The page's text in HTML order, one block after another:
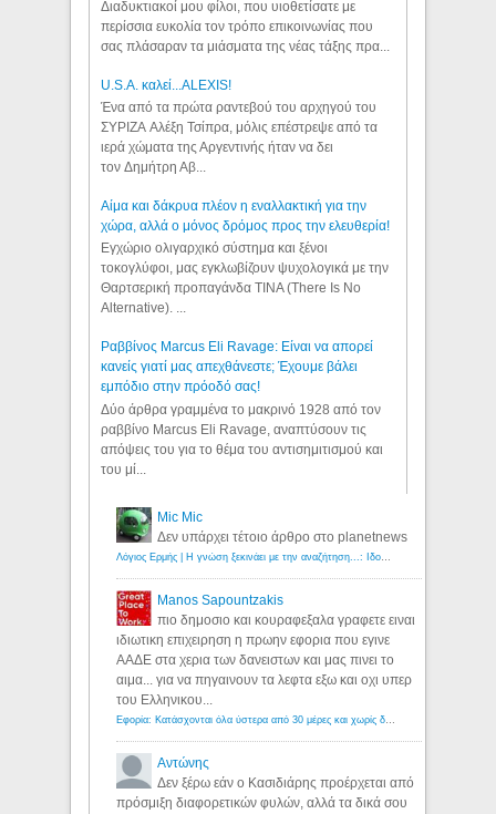
Διαδυκτιακοί μου φίλοι, που υιοθετίσατε με
περίσσια ευκολία τον τρόπο επικοινωνίας που
σας πλάσαραν τα μιάσματα της νέας τάξης πρα...
U.S.A. καλεί...ALEXIS!
Ένα από τα πρώτα ραντεβού του αρχηγού του
ΣΥΡΙΖΑ Αλέξη Τσίπρα, μόλις επέστρεψε από τα
ιερά χώματα της Αργεντινής ήταν να δει
τον Δημήτρη Αβ...
Αίμα και δάκρυα πλέον η εναλλακτική για την
χώρα, αλλά ο μόνος δρόμος προς την ελευθερία!
Εγχώριο ολιγαρχικό σύστημα και ξένοι
τοκογλύφοι, μας εγκλωβίζουν ψυχολογικά με την
Θαρτσερική προπαγάνδα TINA (There Is No
Alternative). ...
Ραββίνος Marcus Eli Ravage: Είναι να απορεί
κανείς γιατί μας απεχθάνεστε; Έχουμε βάλει
εμπόδιο στην πρόοδό σας!
Δύο άρθρα γραμμένα το μακρινό 1928 από τον
ραββίνο Marcus Eli Ravage, αναπτύσουν τις
απόψεις του για το θέμα του αντισημιτισμού και
του μί...
Mic Mic
Δεν υπάρχει τέτοιο άρθρο στο planetnews
Λόγιος Ερμής | Η γνώση ξεκινάει με την αναζήτηση...: Ιδού οι 18 που χρωστούν 11 δις ευρώ!
Manos Sapountzakis
πιο δημοσιο και κουραφεξαλα γραφετε ειναι
ιδιωτικη επιχειρηση η πρωην εφορια που εγινε
ΑΑΔΕ στα χερια των δανειστων και μας πινει το
αιμα... για να πηγαινουν τα λεφτα εξω και οχι υπερ
του Ελληνικου...
Εφορία: Κατάσχονται όλα ύστερα από 30 μέρες και χωρίς δικαστικές αποφάσεις - Λόγιος Ερμής
Αντώνης
Δεν ξέρω εάν ο Κασιδιάρης προέρχεται από
πρόσμιξη διαφορετικών φυλών, αλλά τα δικά σου